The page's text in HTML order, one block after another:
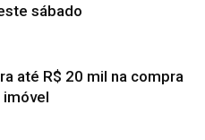
sábado
até R$ 20 mil na compra